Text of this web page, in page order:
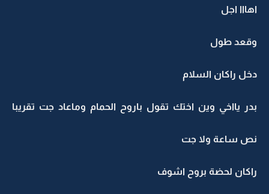
اهااا اجل
وقعد طول
دخل راكان السلام
بدر يااخي وين اختك تقول باروح الحمام وماعاد جت تقريبا
نص ساعة ولا جت
راكان لحضة بروح اشوف